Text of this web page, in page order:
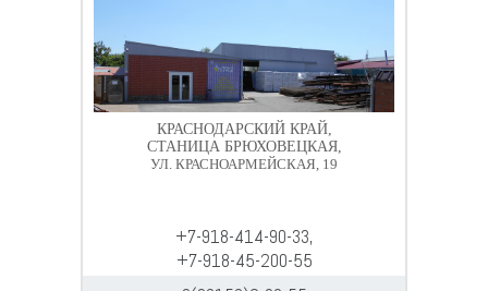
КРАСНОДАРСКИЙ КРАЙ,
СТАНИЦА БРЮХОВЕЦКАЯ,
УЛ. КРАСНОАРМЕЙСКАЯ, 19
+7-918-414-90-33,
+7-918-45-200-55